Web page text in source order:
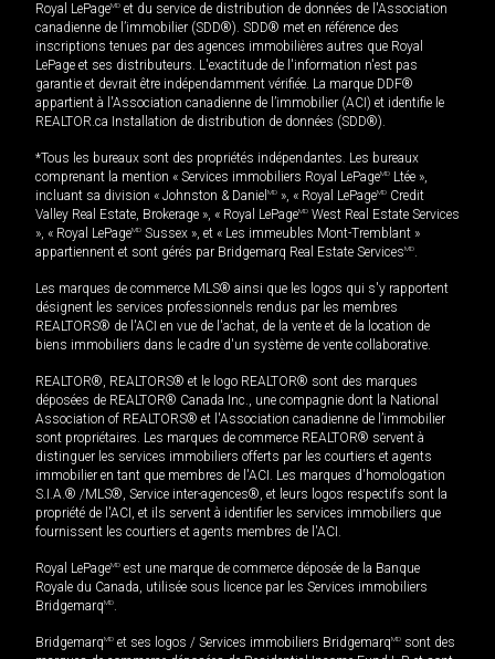
Royal LePageMD et du service de distribution de données de l'Association
canadienne de l’immobilier (SDD®). SDD® met en référence des
inscriptions tenues par des agences immobilières autres que Royal
LePage et ses distributeurs. L'exactitude de l'information n'est pas
garantie et devrait être indépendamment vérifiée. La marque DDF®
appartient à l'Association canadienne de l’immobilier (ACI) et identifie le
REALTOR.ca Installation de distribution de données (SDD®).
*Tous les bureaux sont des propriétés indépendantes. Les bureaux
comprenant la mention « Services immobiliers Royal LePageMD Ltée »,
incluant sa division « Johnston & Daniel MD », « Royal LePageMD Credit
Valley Real Estate, Brokerage », « Royal LePageMD West Real Estate Services
», « Royal LePageMD Sussex », et « Les immeubles Mont-Tremblant »
appartiennent et sont gérés par Bridgemarq Real Estate ServicesMD.
Les marques de commerce MLS® ainsi que les logos qui s'y rapportent
désignent les services professionnels rendus par les membres
REALTORS® de l'ACI en vue de l'achat, de la vente et de la location de
biens immobiliers dans le cadre d'un système de vente collaborative.
REALTOR®, REALTORS® et le logo REALTOR® sont des marques
déposées de REALTOR® Canada Inc., une compagnie dont la National
Association of REALTORS® et l'Association canadienne de l’immobilier
sont propriétaires. Les marques de commerce REALTOR® servent à
distinguer les services immobiliers offerts par les courtiers et agents
immobilier en tant que membres de l'ACI. Les marques d'homologation
S.I.A.® /MLS®, Service inter-agences®, et leurs logos respectifs sont la
propriété de l'ACI, et ils servent à identifier les services immobiliers que
fournissent les courtiers et agents membres de l'ACI.
Royal LePageMD est une marque de commerce déposée de la Banque
Royale du Canada, utilisée sous licence par les Services immobiliers
BridgemarqMD.
BridgemarqMD et ses logos / Services immobiliers BridgemarqMD sont des